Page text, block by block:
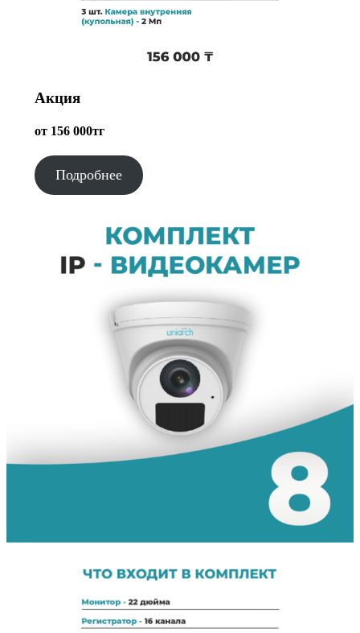
Акция
от 156 000тг
Подробнее